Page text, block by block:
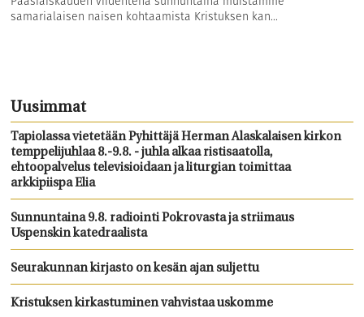
samarialaisen naisen kohtaamista Kristuksen kan...
Uusimmat
Tapiolassa vietetään Pyhittäjä Herman Alaskalaisen kirkon
temppelijuhlaa 8.-9.8. - juhla alkaa ristisaatolla,
ehtoopalvelus televisioidaan ja liturgian toimittaa
arkkipiispa Elia
Sunnuntaina 9.8. radiointi Pokrovasta ja striimaus
Uspenskin katedraalista
Seurakunnan kirjasto on kesän ajan suljettu
Kristuksen kirkastuminen vahvistaa uskomme